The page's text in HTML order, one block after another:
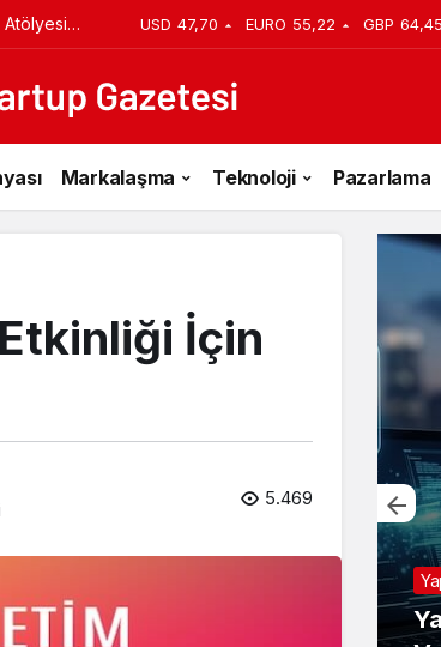
Ürettiğin USD 47,70 EURO 55,22 GBP 64,45
Markalaşma Teknoloji Pazarlama
İçin
5.469
Mürsel Ferhat Sağlam Tek